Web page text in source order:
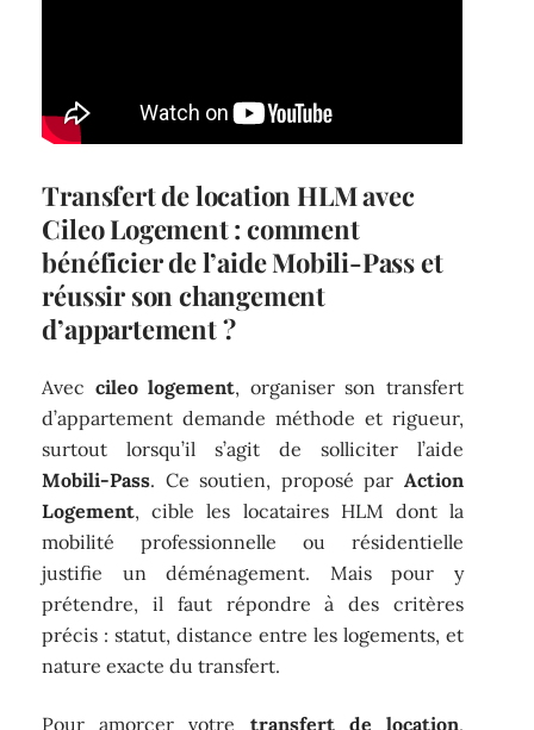
Transfert de location HLM avec
Cileo Logement : comment
bénéficier de l’aide Mobili-Pass et
réussir son changement
d’appartement ?
Avec cileo logement, organiser son transfert
d’appartement demande méthode et rigueur,
surtout lorsqu’il s’agit de solliciter l’aide
Mobili-Pass. Ce soutien, proposé par Action
Logement, cible les locataires HLM dont la
mobilité professionnelle ou résidentielle
justifie un déménagement. Mais pour y
prétendre, il faut répondre à des critères
précis : statut, distance entre les logements, et
nature exacte du transfert.
Pour amorcer votre transfert de location,